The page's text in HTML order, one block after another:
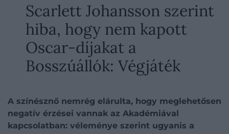
Scarlett Johansson szerint
hiba, hogy nem kapott
Oscar-díjakat a
Bosszúállók: Végjáték
A színésznő nemrég elárulta, hogy meglehetősen
negatív érzései vannak az Akadémiával
kapcsolatban: véleménye szerint ugyanis a